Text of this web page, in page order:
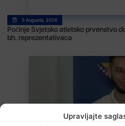
Upravljajte
5 Augusta, 2026
Počinje Svjetsko atletsko prvenstvo
bh. reprezentativaca